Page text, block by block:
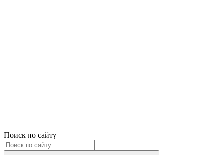
Поиск по сайту